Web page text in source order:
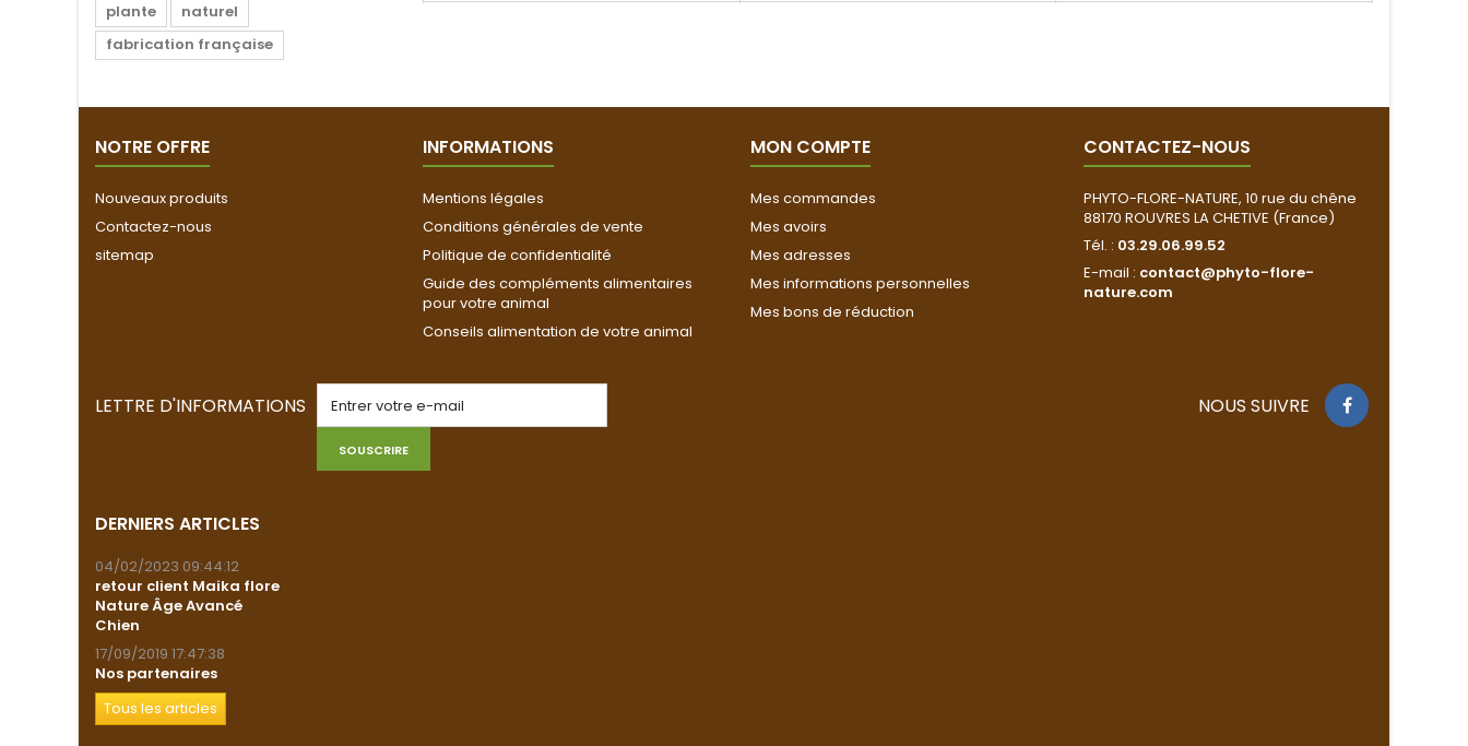
plante
naturel
fabrication française
NOTRE OFFRE
Nouveaux produits
Contactez-nous
sitemap
INFORMATIONS
Mentions légales
Conditions générales de vente
Politique de confidentialité
Guide des compléments alimentaires
pour votre animal
Conseils alimentation de votre animal
MON COMPTE
Mes commandes
Mes avoirs
Mes adresses
Mes informations personnelles
Mes bons de réduction
CONTACTEZ-NOUS
PHYTO-FLORE-NATURE, 10 rue du chêne
88170 ROUVRES LA CHETIVE (France)
Tél. : 03.29.06.99.52
E-mail : contact@phyto-flore-
nature.com
LETTRE D'INFORMATIONS
SOUSCRIRE
NOUS SUIVRE
DERNIERS ARTICLES
04/02/2023 09:44:12
retour client Maika flore
Nature Âge Avancé
Chien
17/09/2019 17:47:38
Nos partenaires
Tous les articles